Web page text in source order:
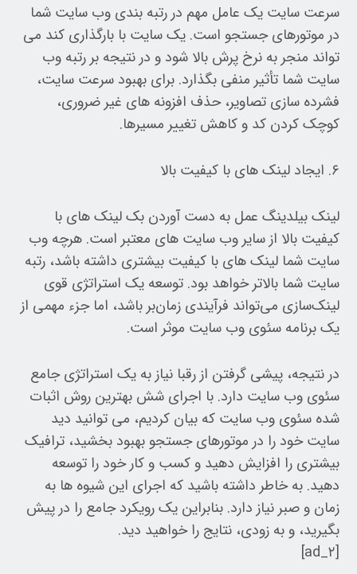
سرعت سایت یک عامل مهم در رتبه بندی وب سایت شما
در موتورهای جستجو است. یک سایت با بارگذاری کند می
تواند منجر به نرخ پرش بالا شود و در نتیجه بر رتبه وب
سایت شما تأثیر منفی بگذارد. برای بهبود سرعت سایت،
فشرده سازی تصاویر، حذف افزونه های غیر ضروری،
کوچک کردن کد و کاهش تغییر مسیرها.
۶. ایجاد لینک های با کیفیت بالا
لینک بیلدینگ عمل به دست آوردن بک لینک های با
کیفیت بالا از سایر وب سایت های معتبر است. هرچه وب
سایت شما لینک های با کیفیت بیشتری داشته باشد، رتبه
سایت شما بالاتر خواهد بود. توسعه یک استراتژی قوی
لینک‌سازی می‌تواند فرآیندی زمان‌بر باشد، اما جزء مهمی از
یک برنامه سئوی وب سایت موثر است.
در نتیجه، پیشی گرفتن از رقبا نیاز به یک استراتژی جامع
سئوی وب سایت دارد. با اجرای شش بهترین روش اثبات
شده سئوی وب سایت که بیان کردیم، می توانید دید
سایت خود را در موتورهای جستجو بهبود بخشید، ترافیک
بیشتری را افزایش دهید و کسب و کار خود را توسعه
دهید. به خاطر داشته باشید که اجرای این شیوه ها به
زمان و صبر نیاز دارد. بنابراین یک رویکرد جامع را در پیش
بگیرید، و به زودی، نتایج را خواهید دید.
[ad_۲]